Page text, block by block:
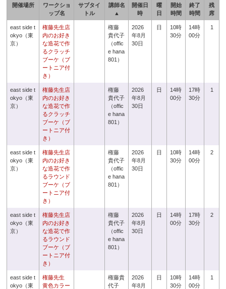
開催場所
ワークショ
ップ名
サブタイ
トル
講師名
▲
開催日
時
曜
日
開始
時間
終了
時間
残
席
east side t
okyo（東
京）
権藤先生店
内のお好き
な造花で作
るクラッチ
ブーケ（ブ
ートニア付
き）
権藤
貴代子
（offic
e hana
801）
2026
年8月
30日
日
10時
30分
14時
00分
1
east side t
okyo（東
京）
権藤先生店
内のお好き
な造花で作
るクラッチ
ブーケ（ブ
ートニア付
き）
権藤
貴代子
（offic
e hana
801）
2026
年8月
30日
日
14時
00分
17時
30分
1
east side t
okyo（東
京）
権藤先生店
内のお好き
な造花で作
るラウンド
ブーケ（ブ
ートニア付
き）
権藤
貴代子
（offic
e hana
801）
2026
年8月
30日
日
10時
30分
14時
00分
2
east side t
okyo（東
京）
権藤先生店
内のお好き
な造花で作
るラウンド
ブーケ（ブ
ートニア付
き）
権藤
貴代子
（offic
e hana
801）
2026
年8月
30日
日
14時
00分
17時
30分
2
east side t
okyo（東
権藤先生
黄色カラー
権藤貴
代子
2026
年8月
日
10時
30分
14時
00分
1